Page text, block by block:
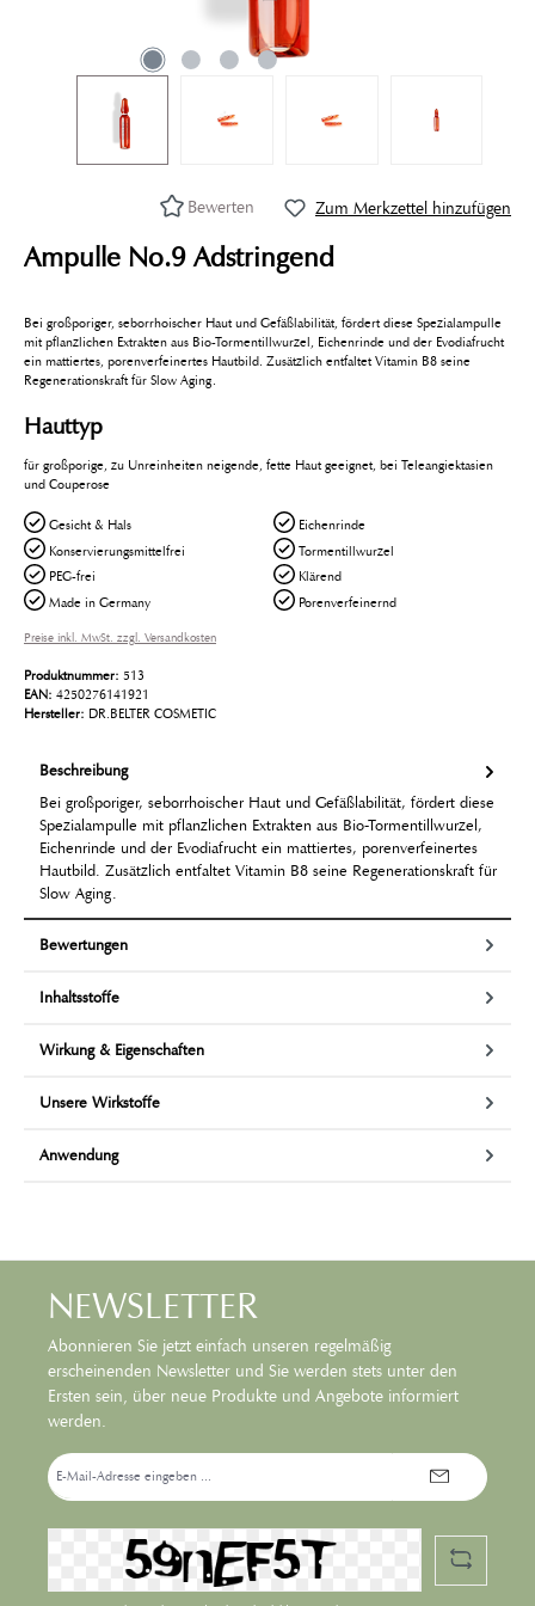
Zum Merkzettel hinzufügen
Bewerten
Ampulle No.9 Adstringend
Bei großporiger, seborrhoischer Haut und Gefäßlabilität, fördert diese Spezialampulle
mit pflanzlichen Extrakten aus Bio-Tormentillwurzel, Eichenrinde und der Evodiafrucht
ein mattiertes, porenverfeinertes Hautbild. Zusätzlich entfaltet Vitamin B8 seine
Regenerationskraft für Slow Aging.
Hauttyp
für großporige, zu Unreinheiten neigende, fette Haut geeignet, bei Teleangiektasien
und Couperose
Gesicht & Hals
Konservierungsmittelfrei
PEG-frei
Made in Germany
Eichenrinde
Tormentillwurzel
Klärend
Porenverfeinernd
Preise inkl. MwSt. zzgl. Versandkosten
Produktnummer: 513
EAN: 4250276141921
Hersteller: DR.BELTER COSMETIC
Beschreibung
Bei großporiger, seborrhoischer Haut und Gefäßlabilität, fördert diese
Spezialampulle mit pflanzlichen Extrakten aus Bio-Tormentillwurzel,
Eichenrinde und der Evodiafrucht ein mattiertes, porenverfeinertes
Hautbild. Zusätzlich entfaltet Vitamin B8 seine Regenerationskraft für
Slow Aging.
Bewertungen
Inhaltsstoffe
Wirkung & Eigenschaften
Unsere Wirkstoffe
Anwendung
NEWSLETTER
Abonnieren Sie jetzt einfach unseren regelmäßig
erscheinenden Newsletter und Sie werden stets unter den
Ersten sein, über neue Produkte und Angebote informiert
werden.
E-
Mail-
Adresse*